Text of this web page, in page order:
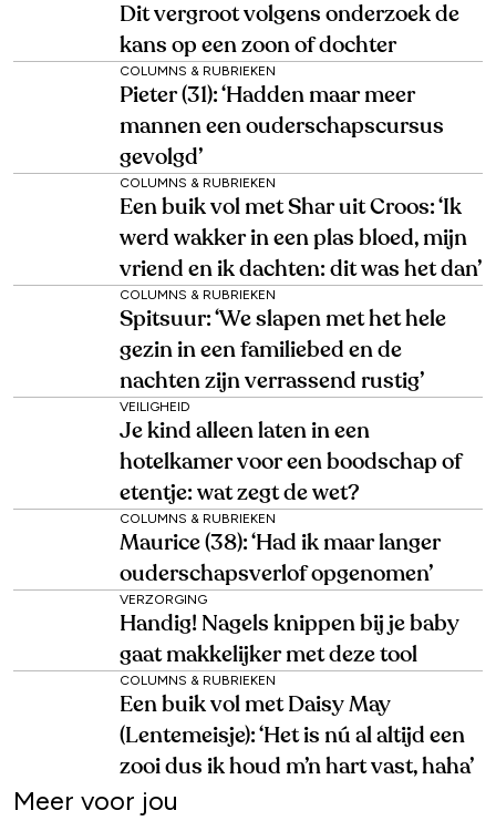
Dit vergroot volgens onderzoek de
kans op een zoon of dochter
COLUMNS & RUBRIEKEN
Pieter (31): ‘Hadden maar meer
mannen een ouderschapscursus
gevolgd’
COLUMNS & RUBRIEKEN
Een buik vol met Shar uit Croos: ‘Ik
werd wakker in een plas bloed, mijn
vriend en ik dachten: dit was het dan’
COLUMNS & RUBRIEKEN
Spitsuur: ‘We slapen met het hele
gezin in een familiebed en de
nachten zijn verrassend rustig’
VEILIGHEID
Je kind alleen laten in een
hotelkamer voor een boodschap of
etentje: wat zegt de wet?
COLUMNS & RUBRIEKEN
Maurice (38): ‘Had ik maar langer
ouderschapsverlof opgenomen’
VERZORGING
Handig! Nagels knippen bij je baby
gaat makkelijker met deze tool
COLUMNS & RUBRIEKEN
Een buik vol met Daisy May
(Lentemeisje): ‘Het is nú al altijd een
zooi dus ik houd m’n hart vast, haha’
Meer voor jou